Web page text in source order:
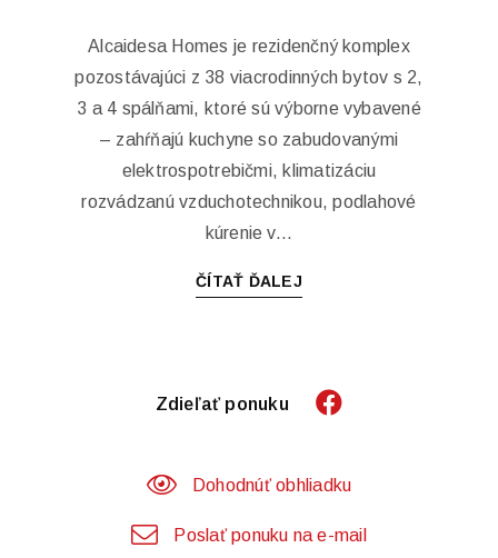
Alcaidesa Homes je rezidenčný komplex
pozostávajúci z 38 viacrodinných bytov s 2,
3 a 4 spálňami, ktoré sú výborne vybavené
– zahŕňajú kuchyne so zabudovanými
elektrospotrebičmi, klimatizáciu
rozvádzanú vzduchotechnikou, podlahové
kúrenie v...
ČÍTAŤ ĎALEJ
Zdieľať ponuku
Dohodnúť obhliadku
Poslať ponuku na e-mail